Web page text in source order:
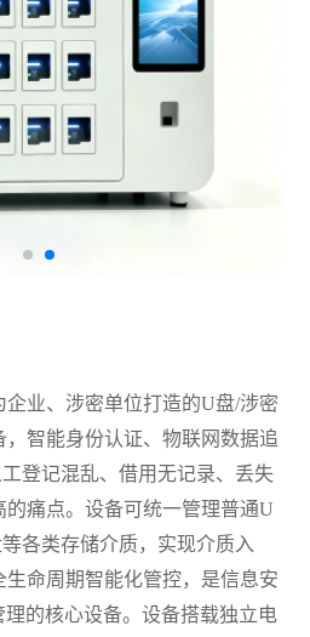
企业、涉密单位打造的U盘/涉密
智能身份认证、物联网数据追
登记混乱、借用无记录、丢失
痛点。设备可统一管理普通U
各类存储介质，实现介质入
命周期智能化管控，是信息安
的核心设备。设备搭载独立电